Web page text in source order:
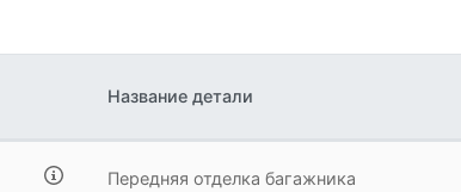
Название детали
Передняя отделка багажника